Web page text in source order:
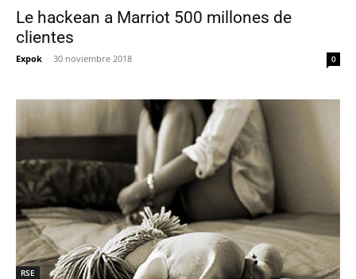
Le hackean a Marriot 500 millones de
clientes
Expok - 30 noviembre 2018 0
RSE